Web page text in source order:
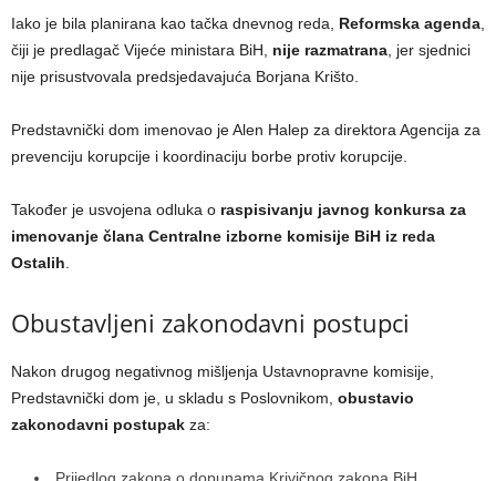
Iako je bila planirana kao tačka dnevnog reda, Reformska agenda
čiji je predlagač Vijeće ministara BiH, nije razmatrana , jer sjednici
nije prisustvovala predsjedavajuća Borjana Krišto.
Predstavnički dom imenovao je Alen Halep za direktora Agencija za
prevenciju korupcije i koordinaciju borbe protiv korupcije.
Također je usvojena odluka o raspisivanju javnog konkursa za
imenovanje člana Centralne izborne komisije BiH iz reda
Ostalih
Obustavljeni zakonodavni postupci
Nakon drugog negativnog mišljenja Ustavnopravne komisije,
Predstavnički dom je, u skladu s Poslovnikom, obustavio
zakonodavni postupak za:
Prijedlog zakona o dopunama Krivičnog zakona BiH